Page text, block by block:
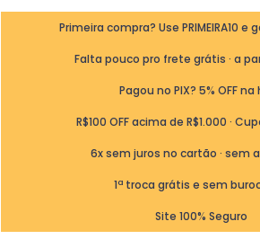
Primeira compra? Use PRIMEIRA10
Falta pouco pro frete grátis · a
Pagou no PIX? 5% OFF na
R$100 OFF acima de R$1.000 ·
6x sem juros no cartão · sem
1ª troca grátis e sem
Site 100% Seguro